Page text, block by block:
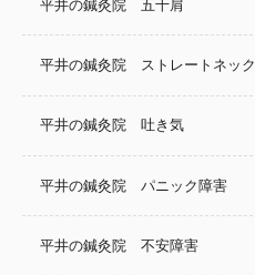
平井の鍼灸院 五十肩
平井の鍼灸院 ストレートネック
平井の鍼灸院 吐き気
平井の鍼灸院 パニック障害
平井の鍼灸院 不安障害